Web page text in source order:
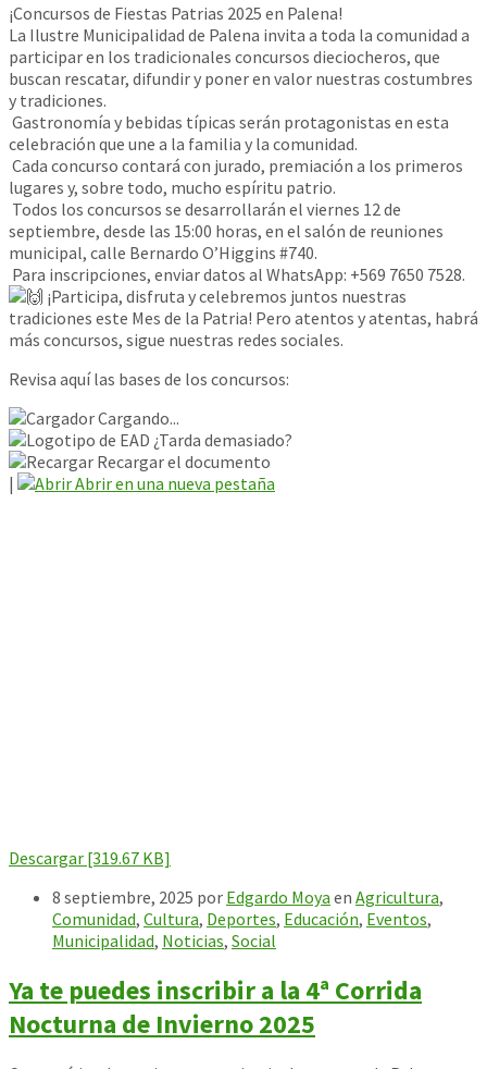
¡Concursos de Fiestas Patrias 2025 en Palena!
La Ilustre Municipalidad de Palena invita a toda la comunidad a
participar en los tradicionales concursos dieciocheros, que
buscan rescatar, difundir y poner en valor nuestras costumbres
y tradiciones.
Gastronomía y bebidas típicas serán protagonistas en esta
celebración que une a la familia y la comunidad.
Cada concurso contará con jurado, premiación a los primeros
lugares y, sobre todo, mucho espíritu patrio.
Todos los concursos se desarrollarán el viernes 12 de
septiembre, desde las 15:00 horas, en el salón de reuniones
municipal, calle Bernardo O’Higgins #740.
Para inscripciones, enviar datos al WhatsApp: +569 7650 7528.
¡Participa, disfruta y celebremos juntos nuestras
tradiciones este Mes de la Patria! Pero atentos y atentas, habrá
más concursos, sigue nuestras redes sociales.
Revisa aquí las bases de los concursos:
Cargando...
¿Tarda demasiado?
Recargar el documento
|
Abrir en una nueva pestaña
Descargar [319.67 KB]
8 septiembre, 2025 por Edgardo Moya en Agricultura,
Comunidad, Cultura, Deportes, Educación, Eventos,
Municipalidad, Noticias, Social
Ya te puedes inscribir a la 4ª Corrida
Nocturna de Invierno 2025